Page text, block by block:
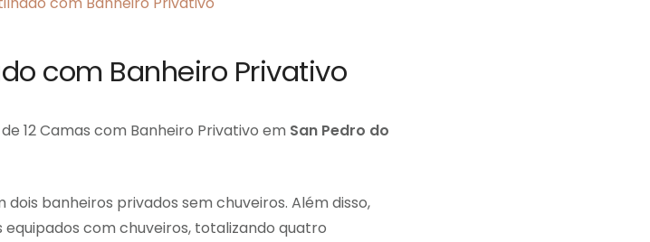
com Banheiro Privativo
12 Camas com Banheiro Privativo em San Pedro do
banheiros privados sem chuveiros. Além disso,
com chuveiros, totalizando quatro